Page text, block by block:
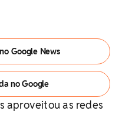
Google News
no Google
aproveitou as redes